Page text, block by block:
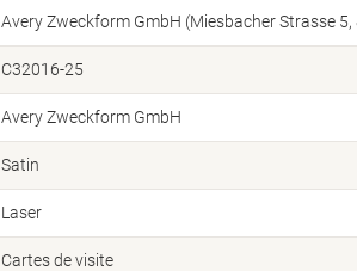
Avery Zweckform GmbH (Miesbacher Strasse
C32016-25
Avery Zweckform GmbH
Satin
Laser
Cartes de visite